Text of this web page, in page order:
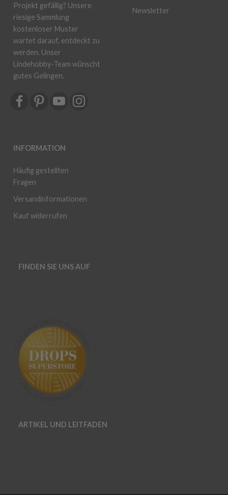
Projekt gefällig? Unsere
riesige Sammlung
kostenloser Muster
wartet darauf, entdeckt zu
werden. Unser
Lindehobby-Team wünscht
gutes Gelingen.
INFORMATION
Häufig gestellten
Fragen
Versandinformationen
Kauf widerrufen
Newsletter
FINDEN SIE UNS AUF
ARTIKEL UND LEITFADEN